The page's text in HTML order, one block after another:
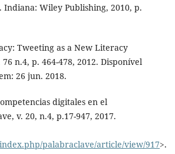
Indiana: Wiley Publishing, 2010, p.
Tweeting as a New Literacy
n.4, p. 464-478, 2012. Disponível
26 jun. 2018.
digitales en el
v. 20, n.4, p.17-947, 2017.
palabraclave/article/view/917>.